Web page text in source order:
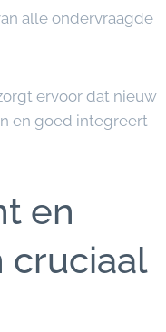
alle ondervraagde
ervoor dat nieuw
en goed integreert
en
cruciaal